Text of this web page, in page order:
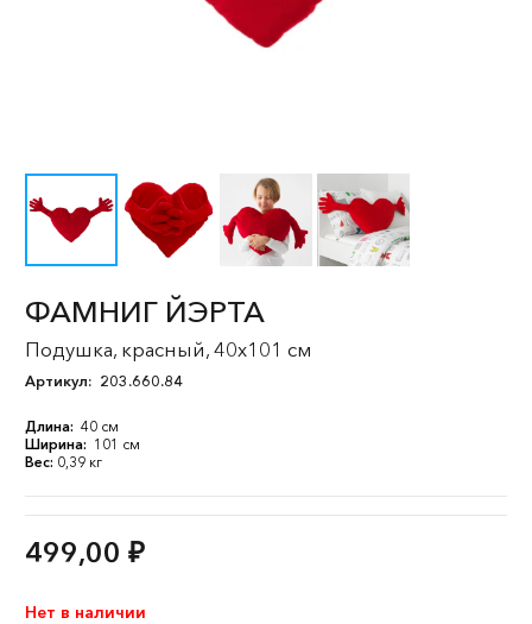
ФАМНИГ ЙЭРТА
Подушка, красный, 40x101 см
Артикул: 203.660.84
Длина: 40 см
Ширина: 101 см
Вес: 0,39 кг
499,00 ₽
Нет в наличии